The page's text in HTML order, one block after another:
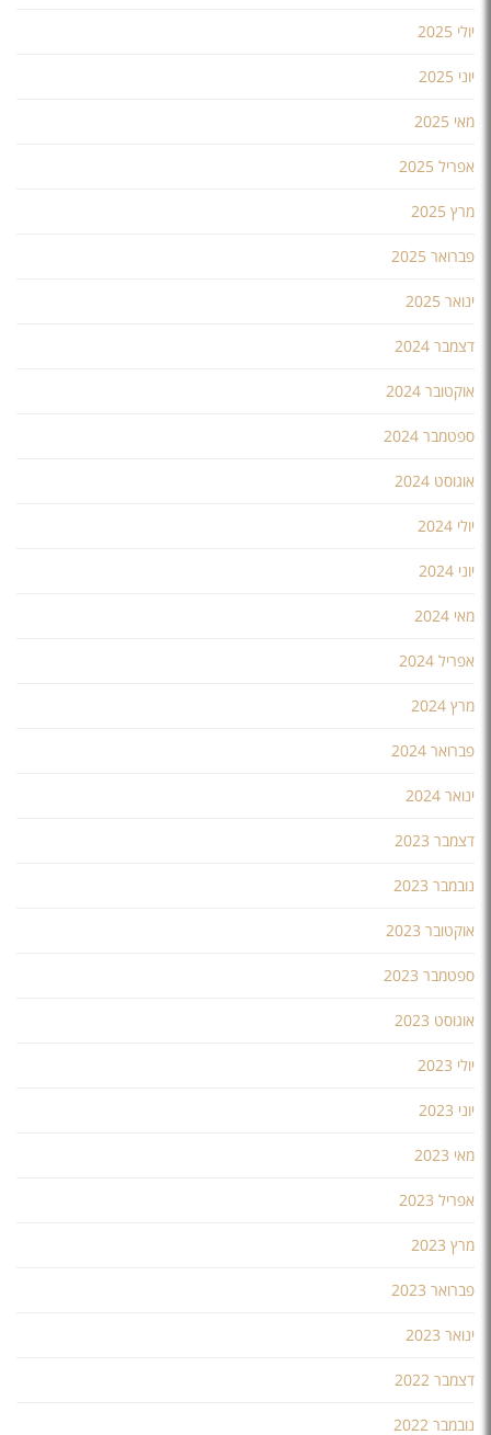
יולי 2025
יוני 2025
מאי 2025
אפריל 2025
מרץ 2025
פברואר 2025
ינואר 2025
דצמבר 2024
אוקטובר 2024
ספטמבר 2024
אוגוסט 2024
יולי 2024
יוני 2024
מאי 2024
אפריל 2024
מרץ 2024
פברואר 2024
ינואר 2024
דצמבר 2023
נובמבר 2023
אוקטובר 2023
ספטמבר 2023
אוגוסט 2023
יולי 2023
יוני 2023
מאי 2023
אפריל 2023
מרץ 2023
פברואר 2023
ינואר 2023
דצמבר 2022
נובמבר 2022